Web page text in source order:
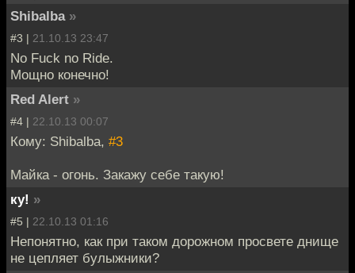
Shibalba »
#3 | 21.10.13 23:47
No Fuck no Ride.
Мощно конечно!
Red Alert »
#4 | 22.10.13 00:07
Кому: Shibalba, #3
Майка - огонь. Закажу себе такую!
ку! »
#5 | 22.10.13 01:16
Непонятно, как при таком дорожном просвете днище
не цепляет булыжники?